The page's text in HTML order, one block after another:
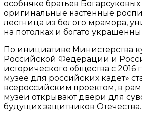
особняке братьев
оригинальные настенные
лестница из белого мрамора,
на потолках и богато
По инициативе Министерства
Российской Федерации и
исторического общества с 2016
музее для российских кадет»
всероссийским проектом, в
музеи открывают двери для
будущих защитников Отечества.